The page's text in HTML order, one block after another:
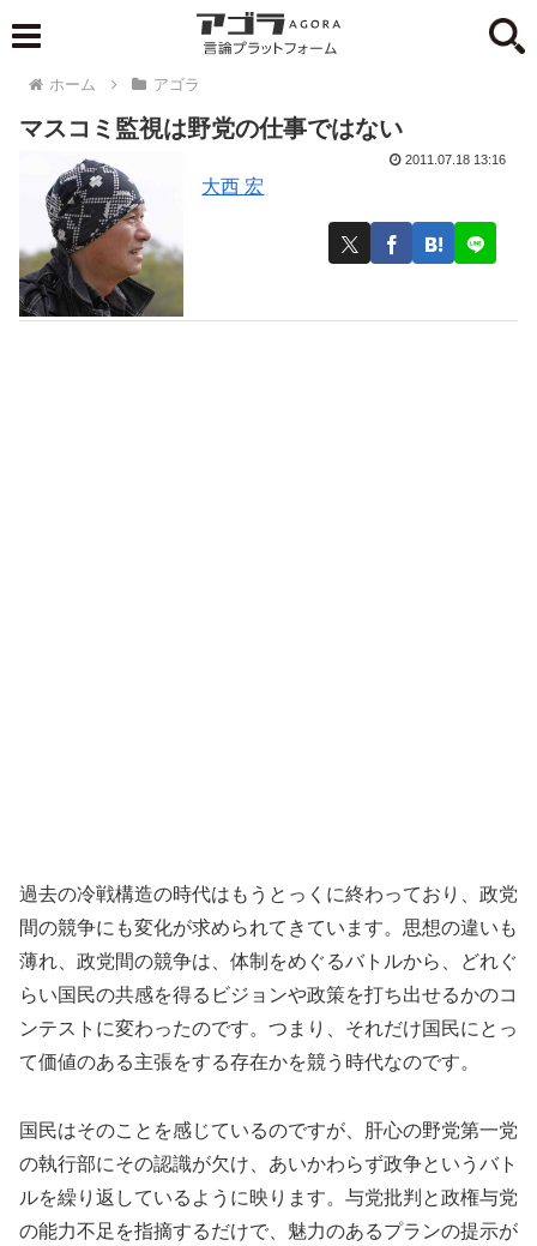
ホーム アゴラ
マスコミ監視は野党の仕事ではない
大西 宏
2011.07.18 13:16
過去の冷戦構造の時代はもうとっくに終わっており、政党
間の競争にも変化が求められてきています。思想の違いも
薄れ、政党間の競争は、体制をめぐるバトルから、どれぐ
らい国民の共感を得るビジョンや政策を打ち出せるかのコ
ンテストに変わったのです。つまり、それだけ国民にとっ
て価値のある主張をする存在かを競う時代なのです。
国民はそのことを感じているのですが、肝心の野党第一党
の執行部にその認識が欠け、あいかわらず政争というバト
ルを繰り返しているように映ります。与党批判と政権与党
の能力不足を指摘するだけで、魅力のあるプランの提示が